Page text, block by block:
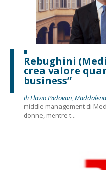
Rebughini
crea valore
business”
di Flavio Padovan,
middle management di
donne, mentre t...